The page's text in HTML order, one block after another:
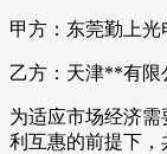
甲方：东莞勤上光
乙方：天津**有限
为适应市场经济
利互惠的前提下